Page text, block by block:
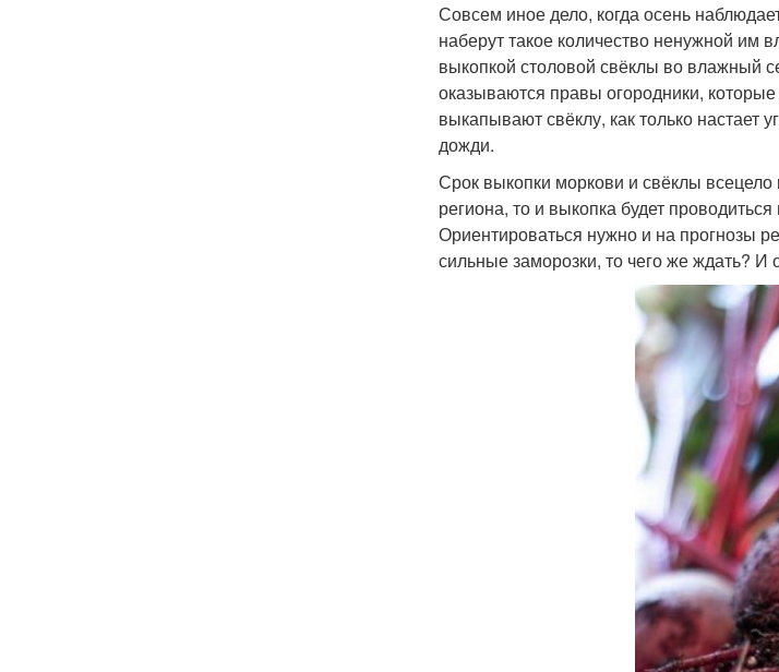
Совсем иное дело, когда осень
наберут такое количество ненужной им
выкопкой столовой свёклы во влажный
оказываются правы огородники,
выкапывают свёклу, как только настает
дожди.
Срок выкопки моркови и свёклы
региона, то и выкопка будет
Ориентироваться нужно и на прогнозы
сильные заморозки, то чего же ждать?